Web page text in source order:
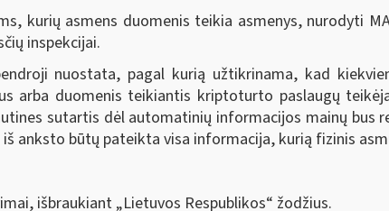
kurių asmens duomenis teikia asmenys, nurodyti
inspekcijai.
nuostata, pagal kurią užtikrinama, kad
arba duomenis teikiantis kriptoturto paslaugų
sutartis dėl automatinių informacijos mainų bus
anksto būtų pateikta visa informacija, kurią fizinis
išbraukiant „Lietuvos Respublikos“ žodžius.